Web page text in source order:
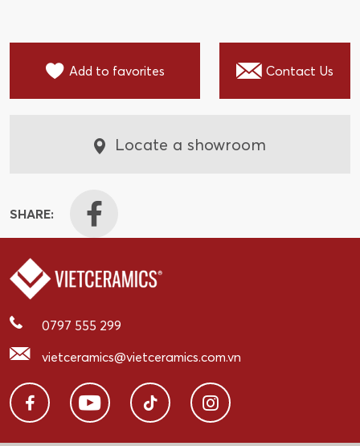
Add to favorites Contact Us
Locate a showroom
SHARE:
0797 555 299
vietceramics@vietceramics.com.vn